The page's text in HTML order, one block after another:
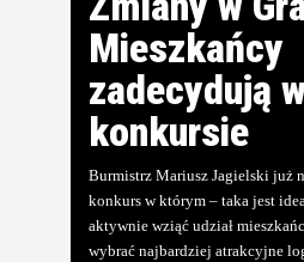
Mieszkańcy
zadecydują
konkursie
Burmistrz Mariusz Jagielski już
konkurs w którym – taka jest
aktywnie wziąć udział
wybrać najbardziej atrakcyjne